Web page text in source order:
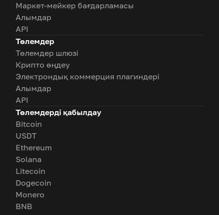
Маркет-мейкер бағдарламасы
Алымдар
API
Төлемдер
Төлемдер шлюзі
Крипто өңдеу
Электрондық коммерция плагиндері
Алымдар
API
Төлемдерді қабылдау
Bitcoin
USDT
Ethereum
Solana
Litecoin
Dogecoin
Monero
BNB